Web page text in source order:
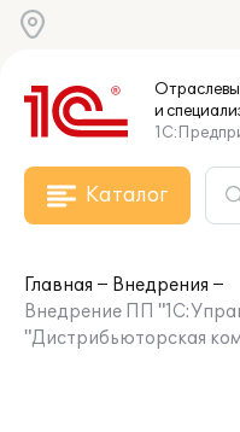
и
Каталог
Главная
Внедрения
Внедрение ПП
"Дистрибьюторская